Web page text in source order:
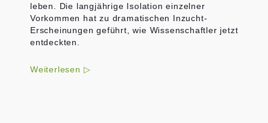
leben. Die langjährige Isolation einzelner
Vorkommen hat zu dramatischen Inzucht-
Erscheinungen geführt, wie Wissenschaftler jetzt
entdeckten.
Weiterlesen ▷